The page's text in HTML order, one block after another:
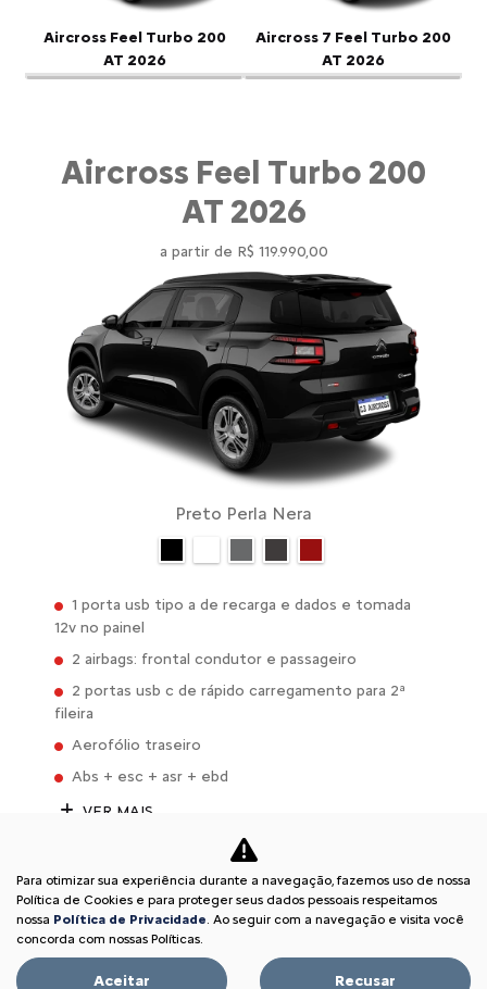
Aircross Feel Turbo 200
AT 2026
Aircross 7 Feel Turbo 200
AT 2026
Anterior
Aircross Feel Turbo 200
AT 2026
a partir de R$ 119.990,00
Preto Perla Nera
1 porta usb tipo a de recarga e dados e tomada
12v no painel
2 airbags: frontal condutor e passageiro
2 portas usb c de rápido carregamento para 2ª
fileira
Aerofólio traseiro
Abs + esc + asr + ebd
VER MAIS
ENTRAR EM CONTATO
Comparar versão
Para otimizar sua experiência durante a navegação, fazemos uso de nossa
Política de Cookies e para proteger seus dados pessoais respeitamos
nossa Política de Privacidade. Ao seguir com a navegação e visita você
concorda com nossas Políticas.
Aceitar Recusar